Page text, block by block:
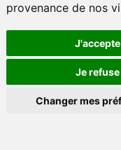
provenance de nos
J'accepte
Je refuse
Changer mes